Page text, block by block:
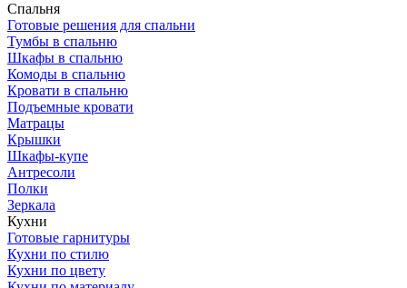
Спальня
Готовые решения для спальни
Тумбы в спальню
Шкафы в спальню
Комоды в спальню
Кровати в спальню
Подъемные кровати
Матрацы
Крышки
Шкафы-купе
Антресоли
Полки
Зеркала
Кухни
Готовые гарнитуры
Кухни по стилю
Кухни по цвету